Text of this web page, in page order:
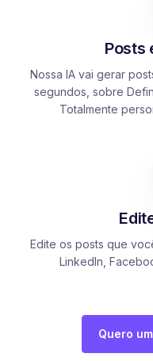
Posts
Nossa IA vai gerar
segundos, sobre
Totalmente
Edite os posts que
LinkedIn,
Quero